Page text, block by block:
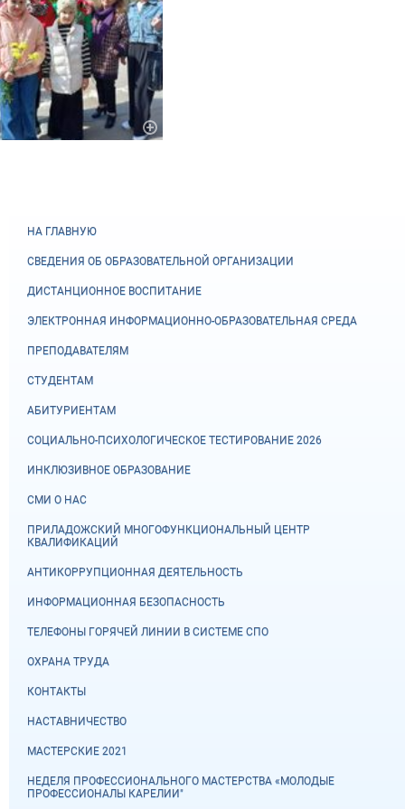
НА ГЛАВНУЮ
СВЕДЕНИЯ ОБ ОБРАЗОВАТЕЛЬНОЙ ОРГАНИЗАЦИИ
ДИСТАНЦИОННОЕ ВОСПИТАНИЕ
ЭЛЕКТРОННАЯ ИНФОРМАЦИОННО-ОБРАЗОВАТЕЛЬНАЯ СРЕДА
ПРЕПОДАВАТЕЛЯМ
СТУДЕНТАМ
АБИТУРИЕНТАМ
СОЦИАЛЬНО-ПСИХОЛОГИЧЕСКОЕ ТЕСТИРОВАНИЕ 2026
ИНКЛЮЗИВНОЕ ОБРАЗОВАНИЕ
СМИ О НАС
ПРИЛАДОЖСКИЙ МНОГОФУНКЦИОНАЛЬНЫЙ ЦЕНТР
КВАЛИФИКАЦИЙ
АНТИКОРРУПЦИОННАЯ ДЕЯТЕЛЬНОСТЬ
ИНФОРМАЦИОННАЯ БЕЗОПАСНОСТЬ
ТЕЛЕФОНЫ ГОРЯЧЕЙ ЛИНИИ В СИСТЕМЕ СПО
ОХРАНА ТРУДА
КОНТАКТЫ
НАСТАВНИЧЕСТВО
МАСТЕРСКИЕ 2021
НЕДЕЛЯ ПРОФЕССИОНАЛЬНОГО МАСТЕРСТВА «МОЛОДЫЕ
ПРОФЕССИОНАЛЫ КАРЕЛИИ"